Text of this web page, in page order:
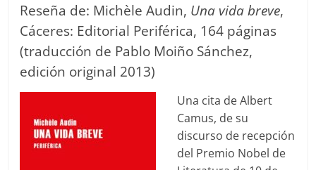
Reseña de: Michèle Audin, Una vida breve,
Cáceres: Editorial Periférica, 164 páginas
(traducción de Pablo Moiño Sánchez,
edición original 2013)
Una cita de Albert
Camus, de su
discurso de recepción
del Premio Nobel de